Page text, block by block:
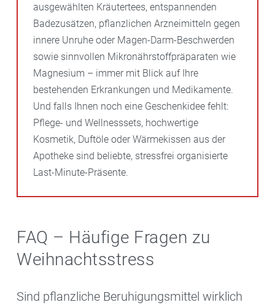
ausgewählten Kräutertees, entspannenden
Badezusätzen, pflanzlichen Arzneimitteln gegen
innere Unruhe oder Magen-Darm-Beschwerden
sowie sinnvollen Mikronährstoffpräparaten wie
Magnesium – immer mit Blick auf Ihre
bestehenden Erkrankungen und Medikamente.
Und falls Ihnen noch eine Geschenkidee fehlt:
Pflege- und Wellnesssets, hochwertige
Kosmetik, Duftöle oder Wärmekissen aus der
Apotheke sind beliebte, stressfrei organisierte
Last-Minute-Präsente.
FAQ – Häufige Fragen zu
Weihnachtsstress
Sind pflanzliche Beruhigungsmittel wirklich